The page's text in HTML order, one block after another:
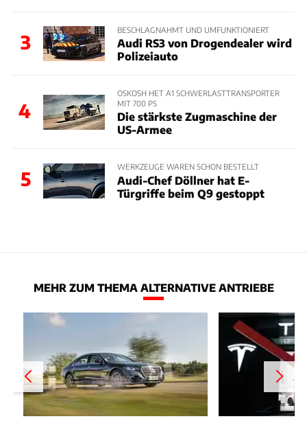
3
BESCHLAGNAHMT UND UMFUNKTIONIERT
Audi RS3 von Drogendealer wird
Polizeiauto
4
OSKOSH HET A1 SCHWERLASTTRANSPORTER
MIT 700 PS
Die stärkste Zugmaschine der
US-Armee
5
WERKZEUGE WAREN SCHON BESTELLT
Audi-Chef Döllner hat E-
Türgriffe beim Q9 gestoppt
MEHR ZUM THEMA ALTERNATIVE ANTRIEBE